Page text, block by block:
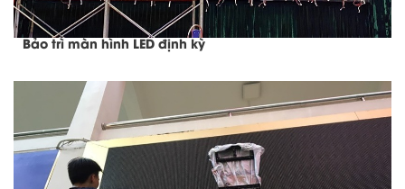
Bảo trì màn hình LED định kỳ